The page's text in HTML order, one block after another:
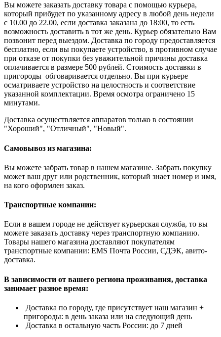
Вы можете заказать доставку товара с помощью курьера,
который прибудет по указанному адресу в любой день недели
с 10.00 до 22.00, если доставка заказана до 18:00, то есть
возможность доставить в тот же день. Курьер обязательно Вам
позвонит перед выездом. Доставка по городу предоставляется
бесплатно, если вы покупаете устройство, в противном случае
при отказе от покупки без уважительной причины доставка
оплачивается в размере 500 рублей. Стоимость доставки в
пригороды обговаривается отдельно. Вы при курьере
осматриваете устройство на целостность и соответствие
указанной комплектации. Время осмотра ограничено 15
минутами.
Доставка осуществляется аппаратов только в состоянии
"Хороший", "Отличный", "Новый".
Самовывоз из магазина:
Вы можете забрать товар в нашем магазине. Забрать покупку
может ваш друг или родственник, который знает номер и имя,
на кого оформлен заказ.
Транспортные компании:
Если в вашем городе не действует курьерская служба, то вы
можете заказать доставку через транспортную компанию.
Товары нашего магазина доставляют покупателям
транспортные компании: EMS Почта России, СДЭК, авито-
доставка.
В зависимости от вашего региона проживания, доставка
занимает разное время:
Доставка по городу, где присутствует наш магазин +
пригороды: в день заказа или на следующий день
Доставка в остальную часть России: до 7 дней